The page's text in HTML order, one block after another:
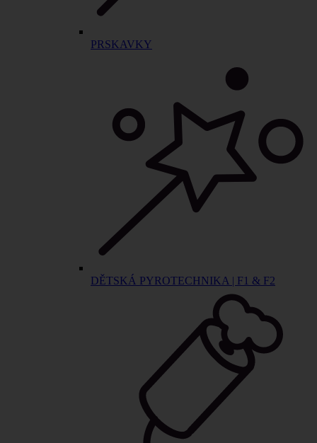
PRSKAVKY
DĚTSKÁ PYROTECHNIKA | F1 & F2